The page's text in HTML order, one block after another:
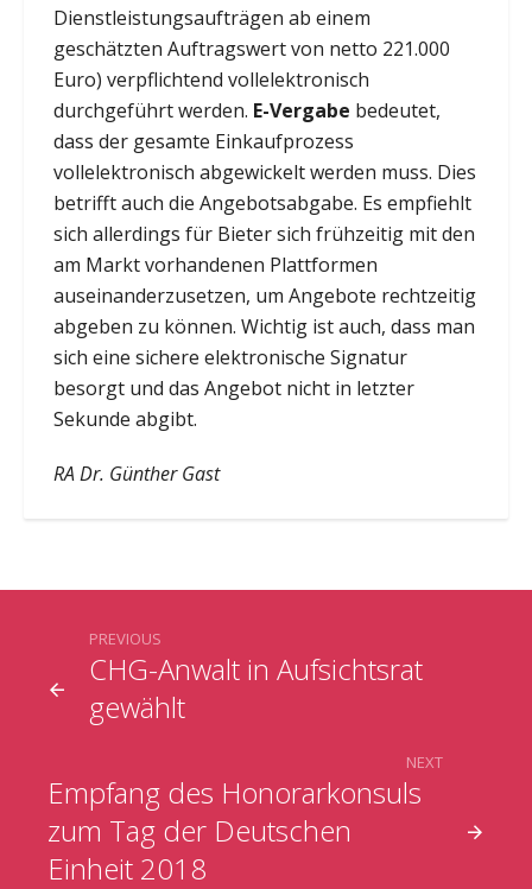
Dienstleistungsaufträgen ab einem
geschätzten Auftragswert von netto 221.000
Euro) verpflichtend vollelektronisch
durchgeführt werden. E-Vergabe bedeutet,
dass der gesamte Einkaufprozess
vollelektronisch abgewickelt werden muss. Dies
betrifft auch die Angebotsabgabe. Es empfiehlt
sich allerdings für Bieter sich frühzeitig mit den
am Markt vorhandenen Plattformen
auseinanderzusetzen, um Angebote rechtzeitig
abgeben zu können. Wichtig ist auch, dass man
sich eine sichere elektronische Signatur
besorgt und das Angebot nicht in letzter
Sekunde abgibt.
RA Dr. Günther Gast
CHG-Anwalt in Aufsichtsrat
gewählt
PREVIOUS
Empfang des Honorarkonsuls
zum Tag der Deutschen
Einheit 2018
NEXT